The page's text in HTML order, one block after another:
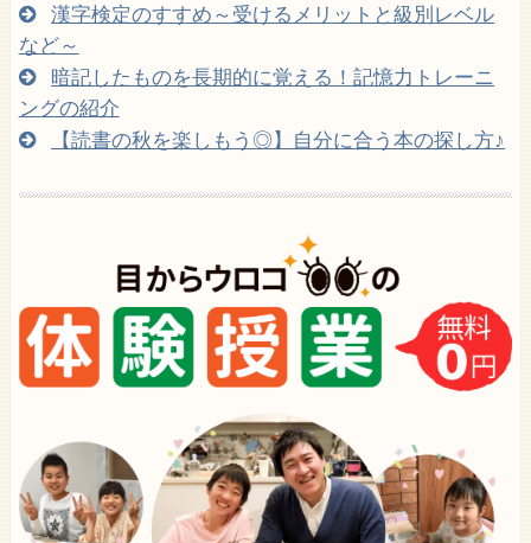
漢字検定のすすめ～受けるメリットと級別レベル
など～
暗記したものを長期的に覚える！記憶力トレーニ
ングの紹介
【読書の秋を楽しもう◎】自分に合う本の探し方♪